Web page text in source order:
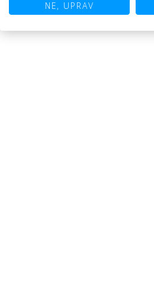
NE, UPRAV